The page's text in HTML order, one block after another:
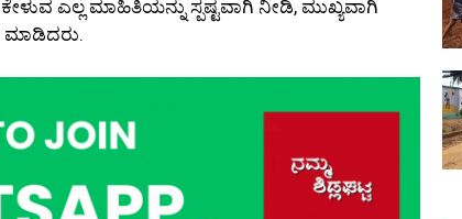
ಎಲ್ಲ ಮಾಹಿತಿಯನ್ನು ಸ್ಪಷ್ಟವಾಗಿ ನೀಡಿ, ಮುಖ್ಯವಾಗಿ
ಮಾಡಿದರು.